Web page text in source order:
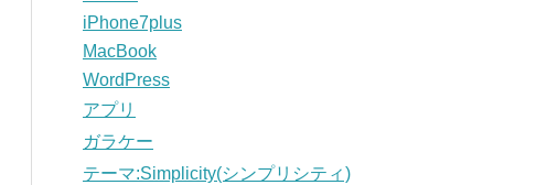
iPhone7plus
MacBook
WordPress
アプリ
ガラケー
テーマ:Simplicity(シンプリシティ)